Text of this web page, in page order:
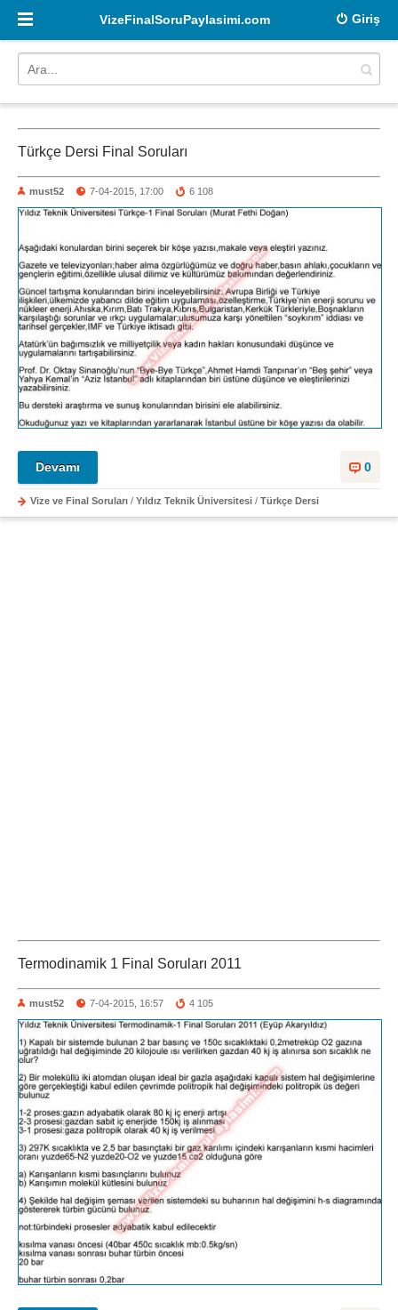
Giriş
VizeFinalSoruPaylasimi.com
Türkçe Dersi Final Soruları
must52 7-04-2015, 17:00 6 108
0
Devamı
Vize ve Final Soruları / Yıldız Teknik Üniversitesi / Türkçe Dersi
Termodinamik 1 Final Soruları 2011
must52 7-04-2015, 16:57 4 105